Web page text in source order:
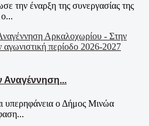
έναρξη της συνεργασίας της
Αναγέννηση...
υπερηφάνεια ο Δήμος Μινώα